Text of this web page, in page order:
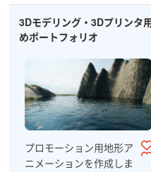
3Dモデリング・3Dプリンタ
めポートフォリオ
プロモーション用地形ア
ニメーションを作成しま